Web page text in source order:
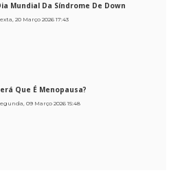
Mundial Da Síndrome De Down
20 Março 2026 17:43
Que É Menopausa?
09 Março 2026 15:48